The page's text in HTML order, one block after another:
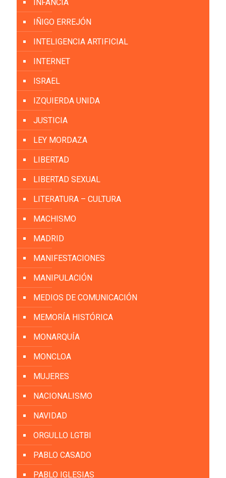
INFANCIA
IÑIGO ERREJÓN
INTELIGENCIA ARTIFICIAL
INTERNET
ISRAEL
IZQUIERDA UNIDA
JUSTICIA
LEY MORDAZA
LIBERTAD
LIBERTAD SEXUAL
LITERATURA – CULTURA
MACHISMO
MADRID
MANIFESTACIONES
MANIPULACIÓN
MEDIOS DE COMUNICACIÓN
MEMORÍA HISTÓRICA
MONARQUÍA
MONCLOA
MUJERES
NACIONALISMO
NAVIDAD
ORGULLO LGTBI
PABLO CASADO
PABLO IGLESIAS